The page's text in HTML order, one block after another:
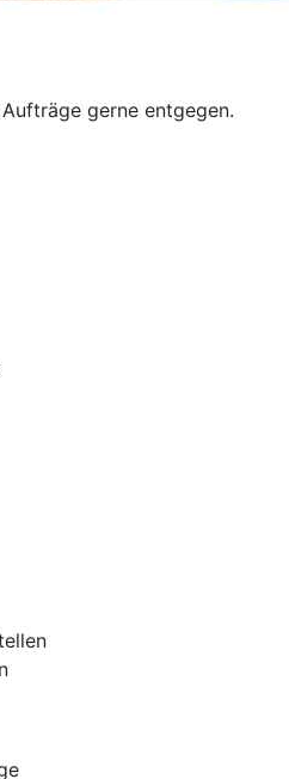
gerne entgegen.